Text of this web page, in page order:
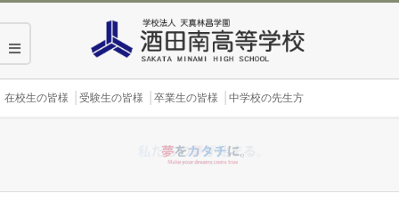
content
Secondary
在校生の皆様 受験生の皆様 卒業生の皆様 中学校の先生方